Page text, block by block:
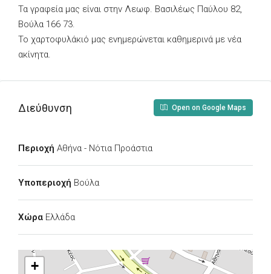
Τα γραφεία μας είναι στην Λεωφ. Βασιλέως Παύλου 82,
Βούλα 166 73.
Το χαρτοφυλάκιό μας ενημερώνεται καθημερινά με νέα
ακίνητα.
Διεύθυνση Open on Google Maps
Περιοχή Αθήνα - Νότια Προάστια
Υποπεριοχή Βούλα
Χώρα Ελλάδα
+